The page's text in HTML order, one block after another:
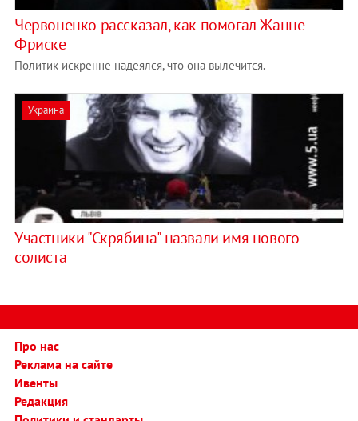
Червоненко рассказал, как помогал Жанне
Фриске
Политик искренне надеялся, что она вылечится.
Украина
Участники "Скрябина" назвали имя нового
солиста
Про нас
Реклама на сайте
Ивенты
Редакция